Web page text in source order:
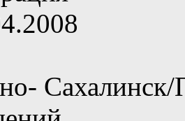
Сахалинск/